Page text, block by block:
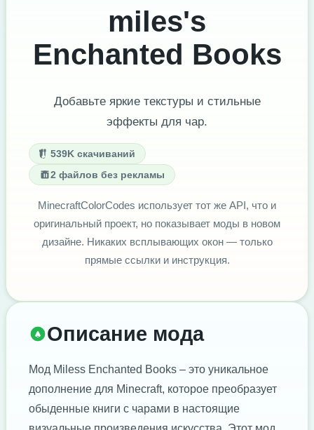
miles's
Enchanted Books
Добавьте яркие текстуры и стильные
эффекты для чар.
539K скачиваний
2 файлов без рекламы
MinecraftColorCodes использует тот же API, что и
оригинальный проект, но показывает моды в новом
дизайне. Никаких всплывающих окон — только
прямые ссылки и инструкция.
Описание мода
Мод Miless Enchanted Books – это уникальное
дополнение для Minecraft, которое преобразует
обыденные книги с чарами в настоящие